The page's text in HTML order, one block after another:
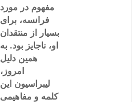
مفهوم در مورد
فرانسه، برای
بسیار از منتقدان
او، ناجایز بود. به
همین دلیل
امروز،
لیبراسیون این
کلمه و مفاهیمی